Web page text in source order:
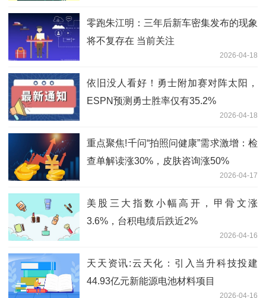
零跑朱江明：三年后新车密集发布的现象
将不复存在 当前关注
2026-04-18
依旧没人看好！勇士附加赛对阵太阳，
ESPN预测勇士胜率仅有35.2%
2026-04-18
重点聚焦!千问“拍照问健康”需求激增：检
查单解读涨30%，皮肤咨询涨50%
2026-04-17
美股三大指数小幅高开，甲骨文涨
3.6%，台积电绩后跌近2%
2026-04-16
天天资讯:云天化：引入当升科技投建
44.93亿元新能源电池材料项目
2026-04-16